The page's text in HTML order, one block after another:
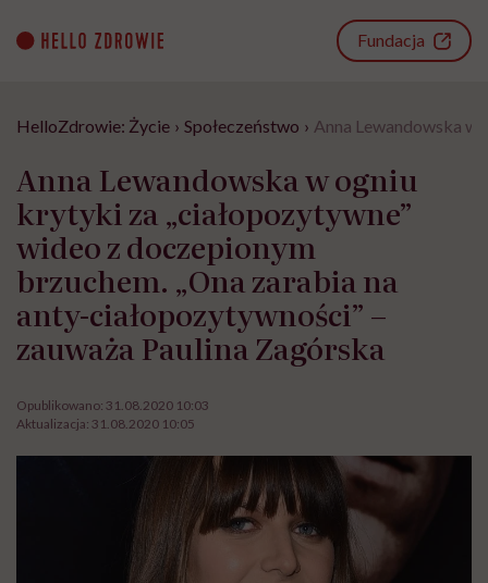
content
Fundacja
HelloZdrowie: Życie › Społeczeństwo › Anna Lewandowska w
Anna Lewandowska w ogniu
krytyki za „ciałopozytywne”
wideo z doczepionym
brzuchem. „Ona zarabia na
anty-ciałopozytywności” –
zauważa Paulina Zagórska
Opublikowano: 31.08.2020 10:03
Aktualizacja: 31.08.2020 10:05